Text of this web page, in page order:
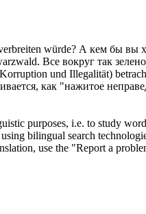
würde? А кем бы вы
Все вокруг так
und Illegalität)
как "нажитое
purposes, i.e. to study
bilingual search
use the "Report a